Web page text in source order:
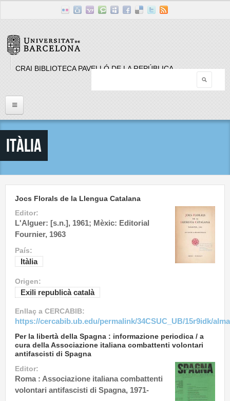
CRAI BIBLIOTECA PAVELLÓ DE LA REPÚBLICA
Inici
Llistat Publicacions periòdiques
Itàlia
Jocs Florals de la Llengua Catalana
Editor:
L'Alguer: [s.n.], 1961; Mèxic: Editorial
Fournier, 1963
País:
Itàlia
Origen:
Exili republicà català
Enllaç a CERCABIB:
https://cercabib.ub.edu/permalink/34CSUC_UB/15r9idk/
Per la libertà della Spagna : informazione periodica / a
cura della Associazione italiana combattenti volontari
antifascisti di Spagna
Editor:
Roma : Associazione italiana combattenti
volontari antifascisti di Spagna, 1971-